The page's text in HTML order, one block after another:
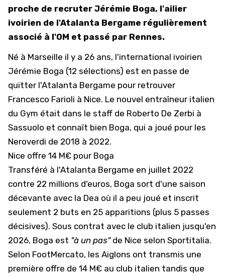
proche de recruter Jérémie Boga, l'ailier
ivoirien de l'Atalanta Bergame régulièrement
associé à l'OM et passé par Rennes.
Né à Marseille il y a 26 ans, l'international ivoirien
Jérémie Boga (12 sélections) est en passe de
quitter l'Atalanta Bergame pour retrouver
Francesco Farioli à Nice. Le nouvel entraîneur italien
du Gym était dans le staff de Roberto De Zerbi à
Sassuolo et connaît bien Boga, qui a joué pour les
Neroverdi de 2018 à 2022.
Nice offre 14 M€ pour Boga
Transféré à l'Atalanta Bergame en juillet 2022
contre 22 millions d'euros, Boga sort d'une saison
décevante avec la Dea où il a peu joué et inscrit
seulement 2 buts en 25 apparitions (plus 5 passes
décisives). Sous contrat avec le club italien jusqu'en
2026, Boga est "à un pas"de Nice selon Sportitalia.
Selon FootMercato, les Aiglons ont transmis une
première offre de 14 M€ au club italien tandis que